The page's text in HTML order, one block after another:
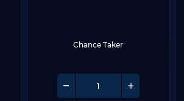
Chance Taker